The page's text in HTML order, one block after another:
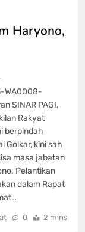
Haryono,
WA0008-
SINAR PAGI,
Rakyat
berpindah
Golkar, kini sah
masa jabatan
Pelantikan
dalam Rapat
0 2 mins